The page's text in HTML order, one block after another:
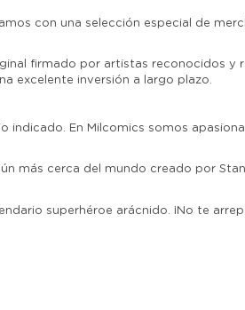
con una selección especial de
firmado por artistas reconocidos y
excelente inversión a largo plazo.
indicado. En Milcomics somos
más cerca del mundo creado por
superhéroe arácnido. ¡No te